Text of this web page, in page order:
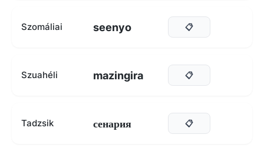
Szomáliai seenyo 📋
Szuahéli mazingira 📋
Tadzsik сенария 📋